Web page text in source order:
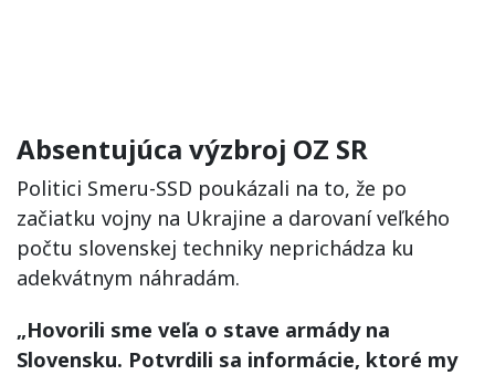
Absentujúca výzbroj OZ SR
Politici Smeru-SSD poukázali na to, že po
začiatku vojny na Ukrajine a darovaní veľkého
počtu slovenskej techniky neprichádza ku
adekvátnym náhradám.
„Hovorili sme veľa o stave armády na
Slovensku. Potvrdili sa informácie, ktoré my